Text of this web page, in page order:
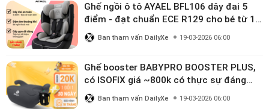
Ghế ngồi ô tô AYAEL BFL106 dây đai 5
điểm - đạt chuẩn ECE R129 cho bé từ 1–
10 tuổi
Ban tham vấn DailyXe 19-03-2026 06:00
Ghế booster BABYPRO BOOSTER PLUS,
có ISOFIX giá ~800k có thực sự đáng
mua?
Ban tham vấn DailyXe 19-03-2026 06:00